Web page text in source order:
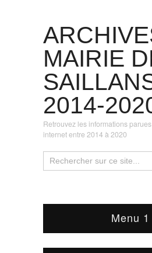
MAIRIE
2014-
Retrouvez les informations
internet entre 2014 à 2020
Menu 1